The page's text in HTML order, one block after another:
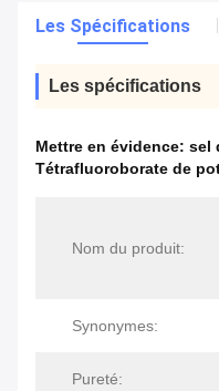
Les Spécifications
Les spécifications
Mettre en évidence: sel
Tétrafluoroborate de
Nom du produit:
Synonymes:
Pureté: